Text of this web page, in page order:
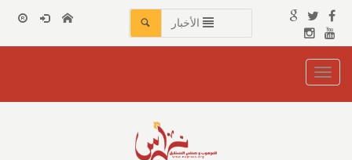
الأخبار
Toggle
navigation
نوافذ الثقافة و الأدب